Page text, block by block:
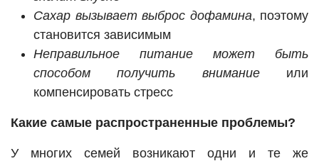
Сахар вызывает выброс дофамина, поэтому
становится зависимым
Неправильное питание может быть
способом получить вниманиеили
компенсировать стресс
Какие самые распространенные проблемы?
У многих семей возникают одни и те же